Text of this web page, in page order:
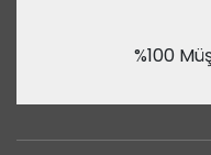
%100